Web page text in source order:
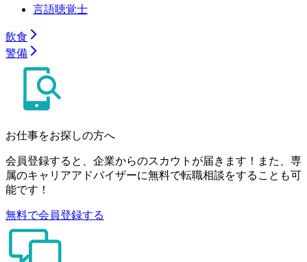
言語聴覚士
飲食
警備
お仕事をお探しの方へ
会員登録すると、企業からのスカウトが届きます！また、専
属のキャリアアドバイザーに無料で転職相談をすることも可
能です！
無料で会員登録する